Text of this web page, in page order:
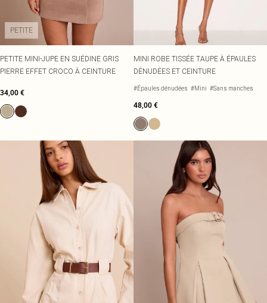
PETITE
PETITE MINI-JUPE EN SUÉDINE GRIS
PIERRE EFFET CROCO À CEINTURE
34,00 €
MINI ROBE TISSÉE TAUPE À ÉPAULES
DÉNUDÉES ET CEINTURE
#Épaules dénudées #Mini #Sans manches
48,00 €